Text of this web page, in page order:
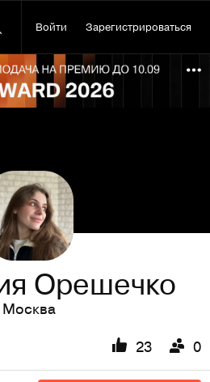
Войти Зарегистрироваться
Орешечко
Москва
23 0